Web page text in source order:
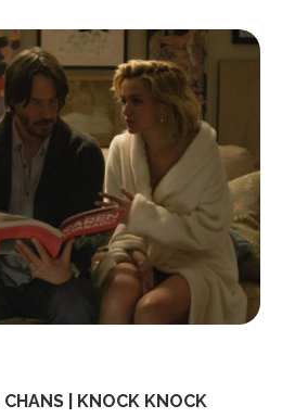
| KNOCK KNOCK